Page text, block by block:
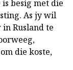
besig met die
As jy wil
Rusland te
die koste,